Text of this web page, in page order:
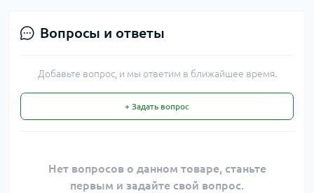
Вопросы и ответы
Добавьте вопрос, и мы ответим в ближайшее время.
+ Задать вопрос
Нет вопросов о данном товаре, станьте
первым и задайте свой вопрос.